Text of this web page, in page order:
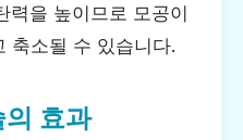
력을 높이므로 모공이
축소될 수 있습니다.
효과